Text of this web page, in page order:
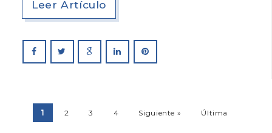
Leer Artículo
1 2 3 4 Siguiente » Última